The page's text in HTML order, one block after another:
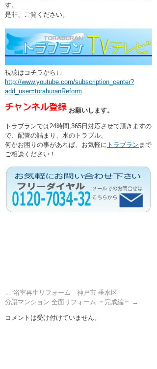
す。
是非、ご覧ください。
視聴はコチラから↓↓
http://www.youtube.com/subscription_center?
add_user=toraburanReform
お願いします。
トラブランでは24時間,365日対応させて頂きますの
で、配管の詰まり、水のトラブル、
何かお困りの事があれば、お気軽に トラブラン まで
ご相談ください！
← 浴室再生リフォーム 神戸市 垂水区
分譲マンション 全面リフォーム ＝完成編＝ →
コメントは受け付けていません。